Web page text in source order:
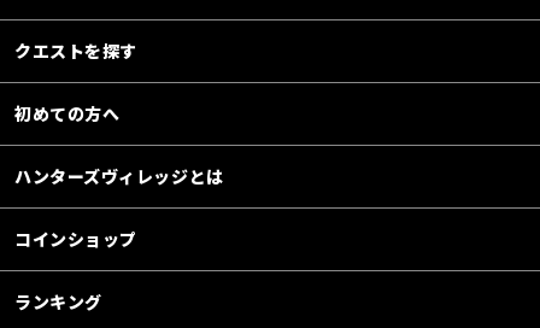
クエストを探す
初めての方へ
ハンターズヴィレッジとは
コインショップ
ランキング